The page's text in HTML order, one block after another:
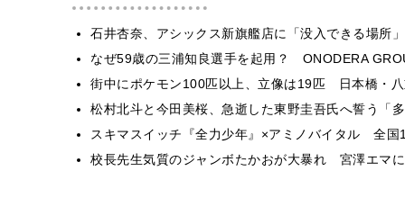
石井杏奈、アシックス新旗艦店に「没入できる場所
なぜ59歳の三浦知良選手を起用？ ONODERA
街中にポケモン100匹以上、立像は19匹 日本橋・
松村北斗と今田美桜、急逝した東野圭吾氏へ誓う「
スキマスイッチ『全力少年』×アミノバイタル 全国
校長先生気質のジャンボたかおが大暴れ 宮澤エマ